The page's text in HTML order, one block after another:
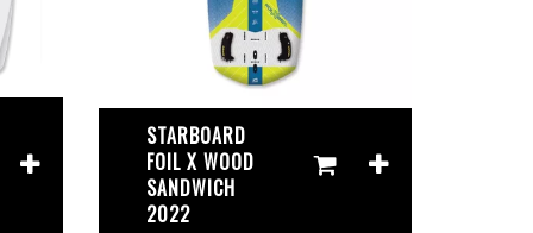
STARBOARD
FOIL X WOOD
SANDWICH
2022